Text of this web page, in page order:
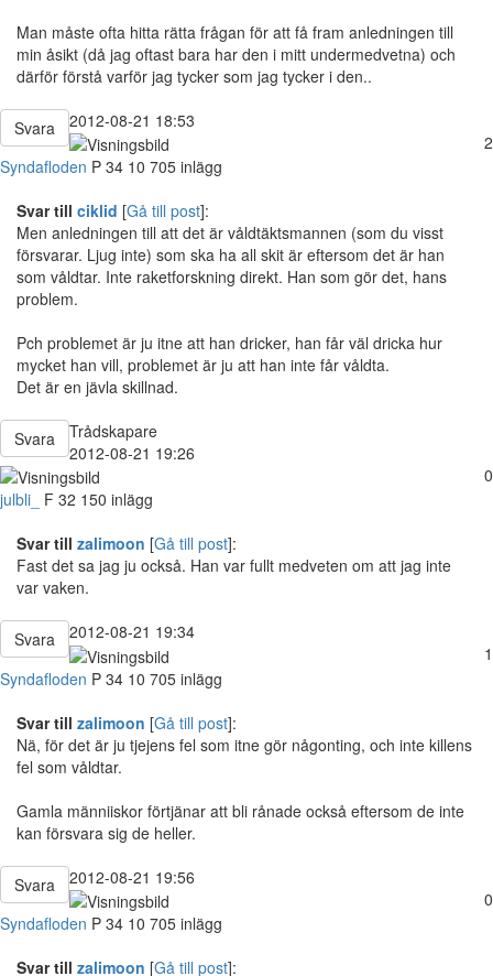
Man måste ofta hitta rätta frågan för att få fram anledningen till
min åsikt (då jag oftast bara har den i mitt undermedvetna) och
därför förstå varför jag tycker som jag tycker i den..
Svara
2012-08-21 18:53
2
Syndafloden P 34 10 705 inlägg
Svar till ciklid [Gå till post]:
Men anledningen till att det är våldtäktsmannen (som du visst
försvarar. Ljug inte) som ska ha all skit är eftersom det är han
som våldtar. Inte raketforskning direkt. Han som gör det, hans
problem.
Pch problemet är ju itne att han dricker, han får väl dricka hur
mycket han vill, problemet är ju att han inte får våldta.
Det är en jävla skillnad.
Svara
Trådskapare
2012-08-21 19:26
0
julbli_
F 32 150 inlägg
Svar till zalimoon [Gå till post]:
Fast det sa jag ju också. Han var fullt medveten om att jag inte
var vaken.
Svara
2012-08-21 19:34
1
Syndafloden P 34 10 705 inlägg
Svar till zalimoon [Gå till post]:
Nä, för det är ju tjejens fel som itne gör någonting, och inte killens
fel som våldtar.
Gamla männiiskor förtjänar att bli rånade också eftersom de inte
kan försvara sig de heller.
Svara
2012-08-21 19:56
0
Syndafloden P 34 10 705 inlägg
Svar till zalimoon [Gå till post]: